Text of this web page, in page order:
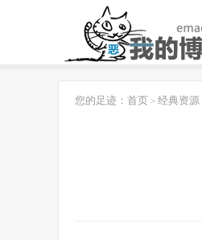
您的足迹： 首页 > 经典资源